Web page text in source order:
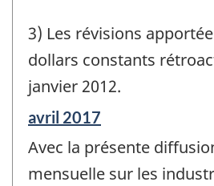
3) Les révisions
dollars constants
janvier 2012.
Période
référence
de
avril 2017
Avec la présente
mensuelle sur les